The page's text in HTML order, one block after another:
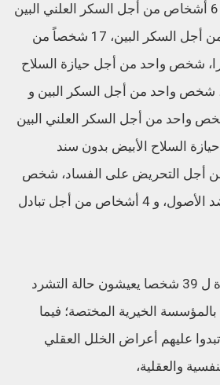
ترويج مخدر المعجون، 6 أشخاص من أجل السكر العلني البين
و الفساد، 9 أشخاص من أجل السكر البين، 17 شخصاً من
شخص واحد من أجل حيازة السلاح
شخص واحد من أجل السكر البين و
واحد من أجل السكر العلني البين
السلاح الأبيض بدون سند
أجل التحريض على الفساد، شخص
واحد من أجل العنف ضد الأصول، و 4 أشخاص من أجل تبادل
كما تم تقديم المساعدة ل 39 شخصا يعيشون حالة التشرد
الخيرية المختصة؛ فيما
تبدوا عليهم أعراض الخلل العقلي
والعقلية،